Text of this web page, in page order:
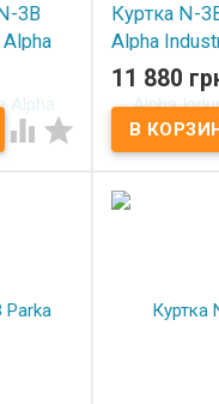
3B
 
Куртка N-
Alpha
В
11 880